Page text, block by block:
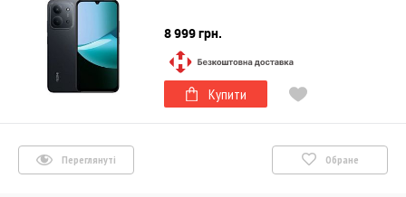
8 999 грн.
Купити
Переглянуті Обране